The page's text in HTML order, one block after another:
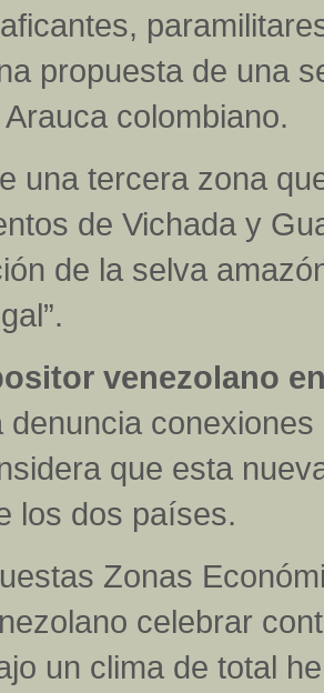
propuesta de una
colombiano.
una tercera zona
de Vichada y
de la selva
venezolano
conexiones
que esta
los dos países.
Zonas
celebrar
un clima de total